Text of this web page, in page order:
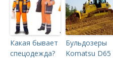
Какая бывает
спецодежда?
Бульдозеры
Komatsu D65